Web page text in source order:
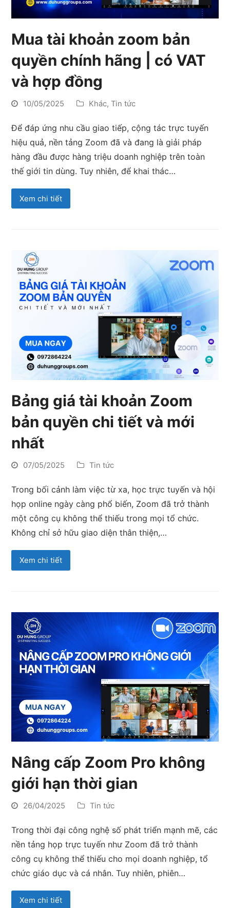
Mua tài khoản zoom bản
quyền chính hãng | có VAT
và hợp đồng
10/05/2025 Khác,Tin tức
Để đáp ứng nhu cầu giao tiếp, cộng tác trực tuyến
hiệu quả, nền tảng Zoom đã và đang là giải pháp
hàng đầu được hàng triệu doanh nghiệp trên toàn
thế giới tin dùng. Tuy nhiên, để khai thác…
Xem chi tiết
Bảng giá tài khoản Zoom
bản quyền chi tiết và mới
nhất
07/05/2025 Tin tức
Trong bối cảnh làm việc từ xa, học trực tuyến và hội
họp online ngày càng phổ biến, Zoom đã trở thành
một công cụ không thể thiếu trong mọi tổ chức.
Không chỉ sở hữu giao diện thân thiện,…
Xem chi tiết
Nâng cấp Zoom Pro không
giới hạn thời gian
26/04/2025 Tin tức
Trong thời đại công nghệ số phát triển mạnh mẽ, các
nền tảng họp trực tuyến như Zoom đã trở thành
công cụ không thể thiếu cho mọi doanh nghiệp, tổ
chức giáo dục và cá nhân. Tuy nhiên, phiên…
Xem chi tiết